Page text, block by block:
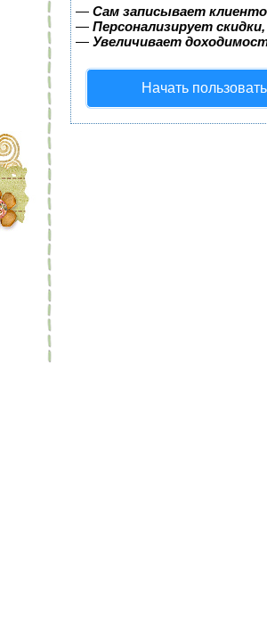
— Сам записывает
— Персонализирует
— Увеличивает
Начать